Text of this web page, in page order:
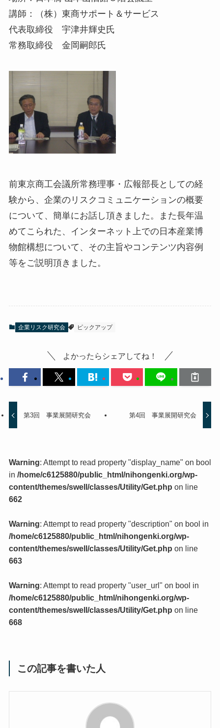
講師：（株）東商サポート＆サービス
代表取締役 宇津井輝史氏
常務取締役 金岡嗣郎氏
前東京商工会議所常務理事・広報部長としての経
験から、企業のリスクコミュニケーションの概要
について、簡単にお話し頂きました。また長年温
めてこられた、インターネット上での日本産業博
物館構想について、その主旨やコンテンツ内容例
等をご説明頂きました。
企業リスク研究会 ピックアップ
よかったらシェアしてね！
第3回 事業展開研究会 第4回 事業展開研究会
Warning: Attempt to read property "display_name" on bool
in /home/c6125880/public_html/nihongenki.org/wp-
content/themes/swell/classes/Utility/Get.php on line
662
Warning: Attempt to read property "description" on bool in
/home/c6125880/public_html/nihongenki.org/wp-
content/themes/swell/classes/Utility/Get.php on line
663
Warning: Attempt to read property "user_url" on bool in
/home/c6125880/public_html/nihongenki.org/wp-
content/themes/swell/classes/Utility/Get.php on line
668
この記事を書いた人